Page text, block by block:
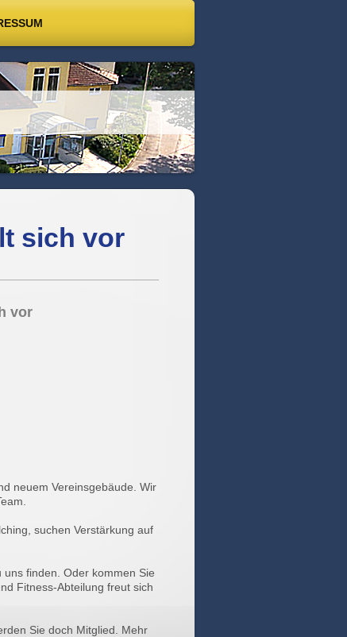
sich vor
vor
neuem Vereinsgebäude. Wir
suchen Verstärkung auf
finden. Oder kommen Sie
Fitness-Abteilung freut sich
Sie doch Mitglied. Mehr